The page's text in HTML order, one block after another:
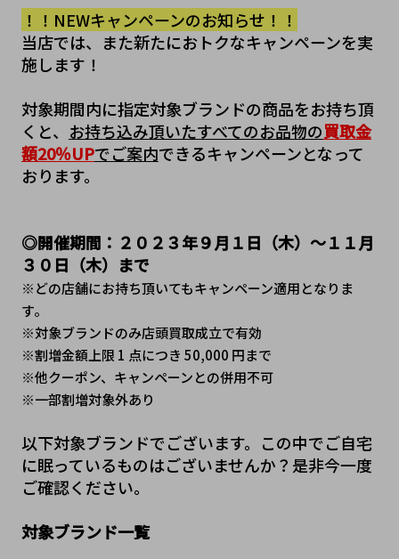
！！NEWキャンペーンのお知らせ！！
当店では、また新たにおトクなキャンペーンを実
施します！
対象期間内に指定対象ブランドの商品をお持ち頂
くと、 お持ち込み頂いたすべてのお品物の買取金
額20％UPでご案内できるキャンペーンとなって
おります。
◎開催期間：２０２３年９月１日（木）～１１月
３０日（木）まで
※どの店舗にお持ち頂いてもキャンペーン適用となりま
す。
※対象ブランドのみ店頭買取成立で有効
※割増金額上限 1 点につき 50,000 円まで
※他クーポン、キャンペーンとの併用不可
※一部割増対象外あり
以下対象ブランドでございます。この中でご自宅
に眠っているものはございませんか？是非今一度
ご確認ください。
対象ブランド一覧